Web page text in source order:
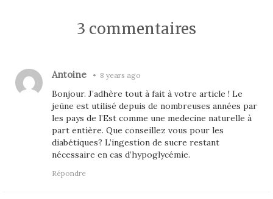
3 commentaires
Antoine • 8 years ago
Bonjour. J’adhère tout à fait à votre article ! Le
jeūne est utilisé depuis de nombreuses années par
les pays de l’Est comme une medecine naturelle à
part entière. Que conseillez vous pour les
diabétiques? L’ingestion de sucre restant
nécessaire en cas d’hypoglycémie.
Répondre